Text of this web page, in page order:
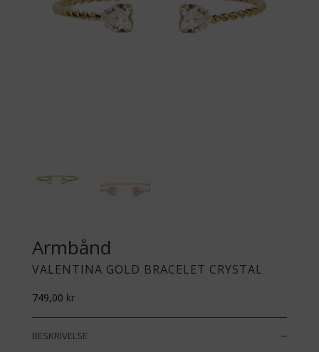
Armbånd
VALENTINA GOLD BRACELET CRYSTAL
749,00 kr
BESKRIVELSE